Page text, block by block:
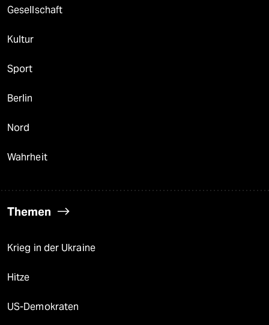
Gesellschaft
Kultur
Sport
Berlin
Nord
Wahrheit
Themen
Krieg in der Ukraine
Hitze
US-Demokraten